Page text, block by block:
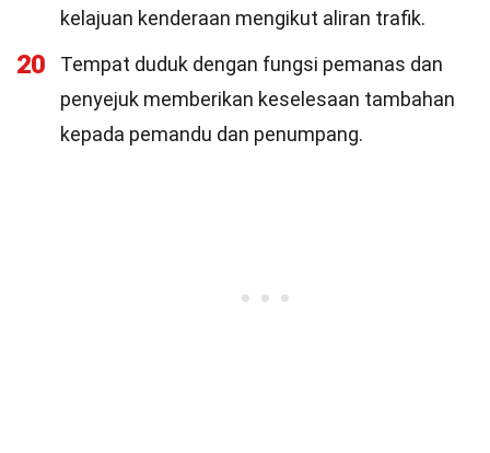
kelajuan kenderaan mengikut aliran trafik.
20
Tempat duduk dengan fungsi pemanas dan
penyejuk memberikan keselesaan tambahan
kepada pemandu dan penumpang.